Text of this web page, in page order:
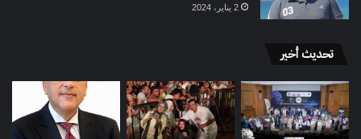
2 يناير، 2024
تحديث أخير